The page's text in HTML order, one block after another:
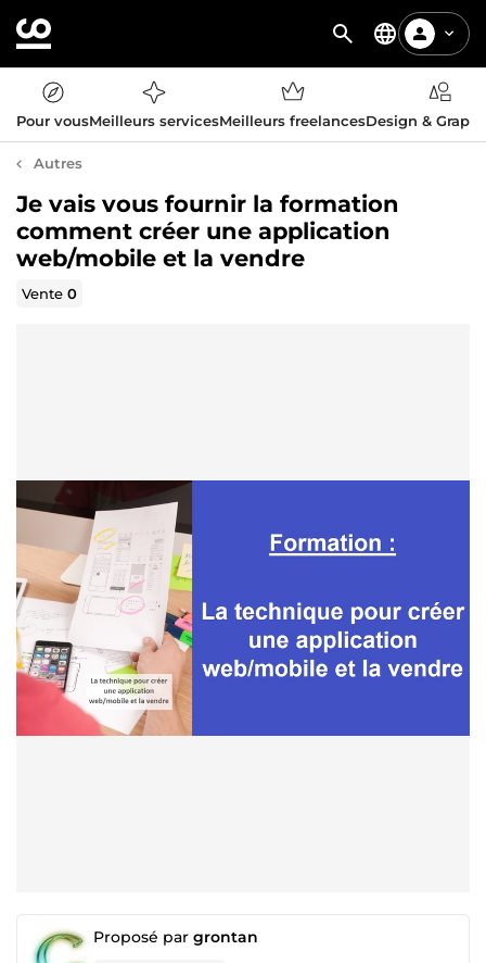
Pour vousMeilleurs servicesMeilleurs freelancesDesign &
Autres
Je vais vous fournir la formation
comment créer une application
web/mobile et la vendre
Vente0
Proposé par grontan